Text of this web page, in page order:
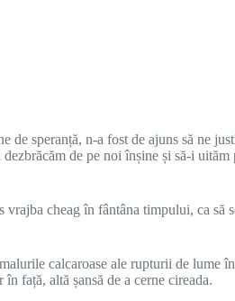
speranță, n-a fost de ajuns să ne
de pe noi înșine și să-i
cheag în fântâna timpului, ca
calcaroase ale rupturii de lume
față, altă șansă de a cerne cireada.